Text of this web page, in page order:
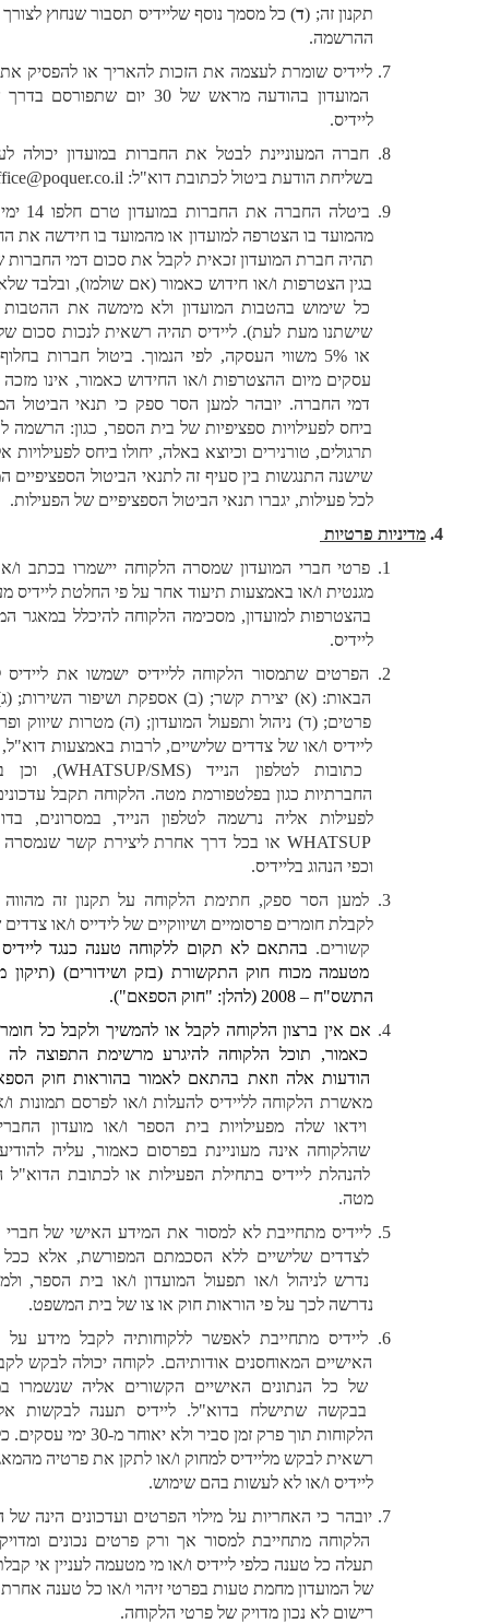
תקנון זה; (ד
) כל מסמך נוסף שליידיס תסבור שנחוץ לצורך השלמת
ההרשמה.
ליידיס שומרת לעצמה את הזכות להאריך או להפסיק את פעילות
חברה המעוניינת לבטל את החברות במועדון יכולה לעשות כן
בשליחת הודעת ביטול לכתובת דוא"ל: office@poquer.co.il.
ביטלה החברה את החברות במועדון טרם חלפו 14 ימי עסקים
מהמועד בו הצטרפה למועדון או מהמועד בו חידשה את החברות –
תהיה חברת המועדון זכאית לקבל את סכום דמי החברות ששילמה
בגין הצטרפות ו/או חידוש כאמור (אם שולמו), ובלבד שלא עשתה
כל שימוש בהטבות המועדון ולא מימשה את ההטבות בו (כפי
שישתנו מעת לעת). ליידיס תהיה רשאית לנכות סכום של 100 ₪
או 5% משווי העסקה, לפי הנמוך. ביטול חברות בחלוף 14 ימי
עסקים מיום ההצטרפות ו/או החידוש כאמור, אינו מזכה בהשבת
דמי החברה. יובהר למען הסר ספק כי תנאי הביטול המוסדרים
ביחס לפעילויות ספציפיות של בית הספר, כגון: הרשמה לקורסים,
תרגולים, טורנירים וכיוצא באלה, יחולו ביחס לפעילויות אלה וככל
שישנה התנגשות בין סעיף זה לתנאי הביטול הספציפיים המוגדרים
לכל פעילות, יגברו תנאי הביטול הספציפיים של הפעילות.
מדיניות פרטיות
פרטי חברי המועדון שמסרה הלקוחה יישמרו בכתב ו/או במדיה
מגנטית ו/או באמצעות תיעוד אחר על פי החלטת ליידיס מעת לעת.
בהצטרפות למועדון, מסכימה הלקוחה להיכלל במאגר המידע של
הבאות: (א) יצירת קשר; (ב) אספקת ושיפור השירות; (ג) אימות
פרטים; (ד) ניהול ותפעול המועדון; (ה) מטרות שיווק ופרסום של
ליידיס ו/או של צדדים שלישיים, לרבות באמצעות דוא"ל, הודעות
החברתיות כגון בפלטפורמת מטה. הלקוחה תקבל עדכונים בקשר
לפעילות אליה נרשמה לטלפון הנייד, במסרונים, בדוא"ל, ב-
WHATSUP או בכל דרך אחרת ליצירת קשר שנמסרה ללקוחה
וכפי הנהוג בליידיס.
למען הסר ספק, חתימת הלקוחה על תקנון זה מהווה הסכמה
קשורים.
בהתאם לא תקום ללקוחה טענה כנגד ליידיס ו/או מי
מטעמה מכוח חוק התקשורת (בזק ושידורים) (תיקון מס' 40),
התשס"ח – 2008 (להלן: "חוק הספאם").
אם אין ברצון הלקוחה לקבל או להמשיך ולקבל כל חומר פרסומי
הודעות אלה וזאת בהתאם לאמור בהוראות חוק הספאם.
עוד
מאשרת הלקוחה לליידיס להעלות ו/או לפרסם תמונות ו/או קטעי
וידאו שלה מפעילויות בית הספר ו/או מועדון החברים. ככל
שהלקוחה אינה מעוניינת בפרסום כאמור, עליה להודיע על כך
ליידיס מתחייבת לא למסור את המידע האישי של חברי המועדון
לצדדים שלישיים ללא הסכמתם המפורשת, אלא ככל שהדבר
נדרש לניהול ו/או תפעול המועדון ו/או בית הספר, ולמעט אם
נדרשה לכך על פי הוראות חוק או צו של בית המשפט.
האישיים המאוחסנים אודותיהם. לקוחה יכולה לבקש לקבל עותק
של כל הנתונים האישיים הקשורים אליה שנשמרו במערכות
בבקשה שתישלח בדוא"ל. ליידיס תענה לבקשות אלה מצד
הלקוחות תוך פרק זמן סביר ולא יאוחר מ-30 ימי עסקים. כל לקוחה
רשאית לבקש מליידיס למחוק ו/או לתקן את פרטיה מהמאגרים של
ליידיס ו/או לא לעשות בהם שימוש.
הלקוחה מתחייבת למסור אך ורק פרטים נכונים ומדויקים, ולא
תעלה כל טענה כלפי ליידיס ו/או מי מטעמה לעניין אי קבלת הטבות
של המועדון מחמת טעות בפרטי זיהוי ו/או כל טענה אחרת שעניינה
רישום לא נכון מדויק של פרטי הלקוחה.